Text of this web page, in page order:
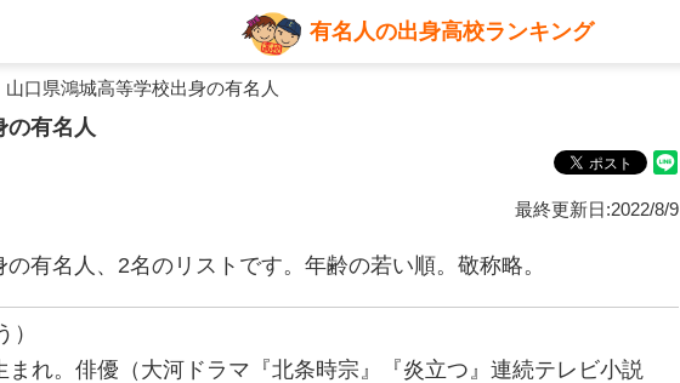
有名人の出身高校ランキング
山口県鴻城高等学校出身の有名人
の有名人
最終更新日:2022/8/9
有名人、2名のリストです。年齢の若い順。敬称略。
）
まれ。俳優（大河ドラマ『北条時宗』『炎立つ』連続テレビ小説